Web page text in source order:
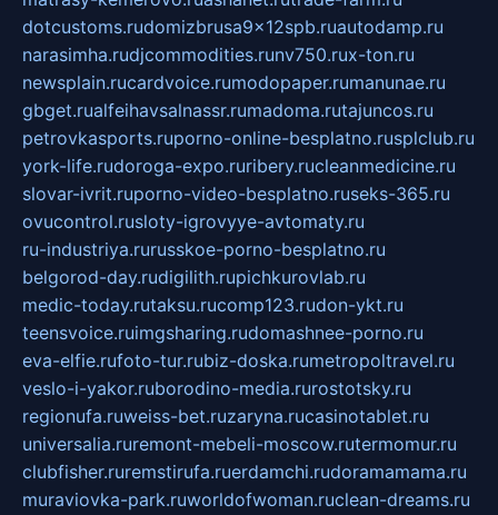
dotcustoms.rudomizbrusa9x12spb.ruautodamp.ru
narasimha.rudjcommodities.runv750.rux-ton.ru
newsplain.rucardvoice.rumodopaper.rumanunae.ru
gbget.rualfeihavsalnassr.rumadoma.rutajuncos.ru
petrovkasports.ruporno-online-besplatno.rusplclub.ru
york-life.rudoroga-expo.ruribery.rucleanmedicine.ru
slovar-ivrit.ruporno-video-besplatno.ruseks-365.ru
ovucontrol.rusloty-igrovyye-avtomaty.ru
ru-industriya.rurusskoe-porno-besplatno.ru
belgorod-day.rudigilith.rupichkurovlab.ru
medic-today.rutaksu.rucomp123.rudon-ykt.ru
teensvoice.ruimgsharing.rudomashnee-porno.ru
eva-elfie.rufoto-tur.rubiz-doska.rumetropoltravel.ru
veslo-i-yakor.ruborodino-media.rurostotsky.ru
regionufa.ruweiss-bet.ruzaryna.rucasinotablet.ru
universalia.ruremont-mebeli-moscow.rutermomur.ru
clubfisher.ruremstirufa.ruerdamchi.rudoramamama.ru
muraviovka-park.ruworldofwoman.ruclean-dreams.ru